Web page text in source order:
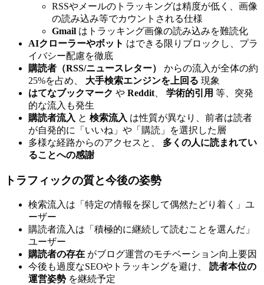
RSSやメールのトラッキングは精度が低く、画像
の読み込み等でカウントされる仕様
Gmail はトラッキング画像の読み込みを難読化
AIクローラーやボット はできる限りブロックし、プラ
イバシー配慮を徹底
購読者（RSS/ニュースレター）
からの流入が全体の約
25%を占め、 大手検索エンジンを上回る 現象
はてなブックマーク や Reddit 学術的引用 等、突発
的な流入も発生
購読者流入 と 検索流入 は性質が異なり、前者は読者
が自発的に「いいね」や「購読」を選択した層
多様な経路からのアクセスと、 多くの人に読まれてい
ることへの感謝
トラフィックの質と今後の姿勢
検索流入は「特定の情報を探して偶然たどり着く」ユ
ーザー
購読者流入は「積極的に継続して読むことを選んだ」
ユーザー
購読者の存在 がブログ運営のモチベーション向上要因
今後も過度なSEOやトラッキングを避け、 読者本位の
運営姿勢 を継続予定